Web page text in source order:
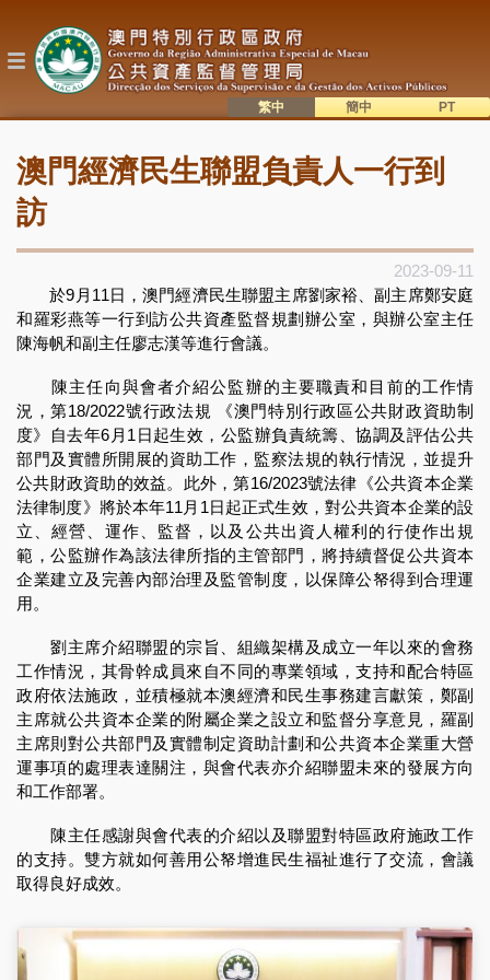
主
錄
澳門經濟民生聯盟負責人一行到
訪
2023-09-11
於9月11日，澳門經濟民生聯盟主席劉家裕、副主席鄭安庭
和羅彩燕等一行到訪公共資產監督規劃辦公室，與辦公室主任
陳海帆和副主任廖志漢等進行會議。
陳主任向與會者介紹公監辦的主要職責和目前的工作情
況，第18/2022號行政法規 《澳門特別行政區公共財政資助制
度》自去年6月1日起生效，公監辦負責統籌、協調及評估公共
部門及實體所開展的資助工作，監察法規的執行情況，並提升
公共財政資助的效益。此外，第16/2023號法律《公共資本企業
法律制度》將於本年11月1日起正式生效，對公共資本企業的設
立、經營、運作、監督，以及公共出資人權利的行使作出規
範，公監辦作為該法律所指的主管部門，將持續督促公共資本
企業建立及完善內部治理及監管制度，以保障公帑得到合理運
用。
劉主席介紹聯盟的宗旨、組織架構及成立一年以來的會務
工作情況，其骨幹成員來自不同的專業領域，支持和配合特區
政府依法施政，並積極就本澳經濟和民生事務建言獻策，鄭副
主席就公共資本企業的附屬企業之設立和監督分享意見，羅副
主席則對公共部門及實體制定資助計劃和公共資本企業重大營
運事項的處理表達關注，與會代表亦介紹聯盟未來的發展方向
和工作部署。
陳主任感謝與會代表的介紹以及聯盟對特區政府施政工作
的支持。雙方就如何善用公帑增進民生福祉進行了交流，會議
取得良好成效。